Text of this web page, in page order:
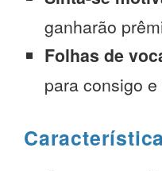
ganharão
Folhas de
para consigo